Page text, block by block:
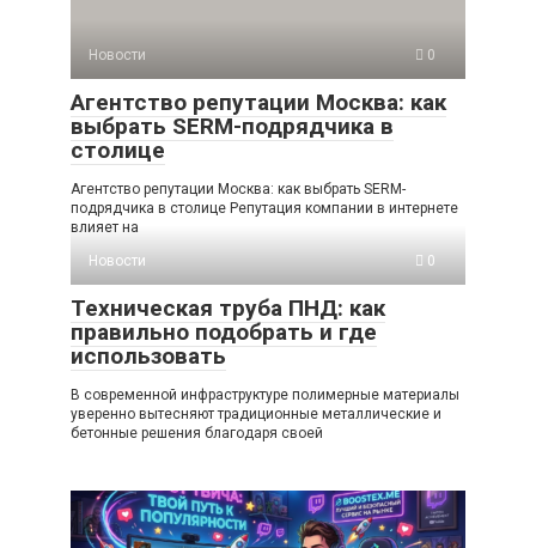
Новости 0
Агентство репутации Москва: как
выбрать SERM-подрядчика в
столице
Агентство репутации Москва: как выбрать SERM-
подрядчика в столице Репутация компании в интернете
влияет на
Новости
0
Техническая труба ПНД: как
правильно подобрать и где
использовать
В современной инфраструктуре полимерные материалы
уверенно вытесняют традиционные металлические и
бетонные решения благодаря своей